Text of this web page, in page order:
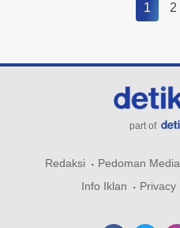
1 2
part of
Redaksi Pedoman
Info Iklan
Privacy